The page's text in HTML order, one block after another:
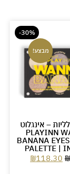
-30%
מבצע!
– אינגלוט
PLAYINN
BANANA
PALETTE |
₪
₪118.30